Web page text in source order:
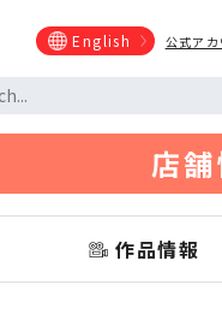
English 公式ア
店
作品情報